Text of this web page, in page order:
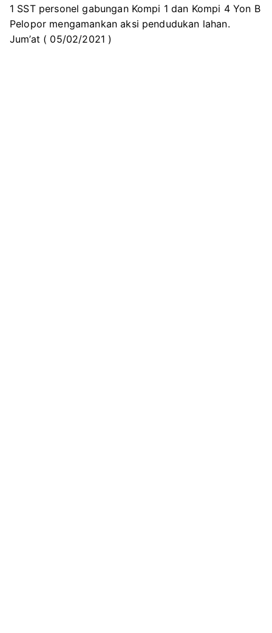
1 SST personel gabungan Kompi 1 dan Kompi 4 Yon B
Pelopor mengamankan aksi pendudukan lahan.
Jum’at ( 05/02/2021 )